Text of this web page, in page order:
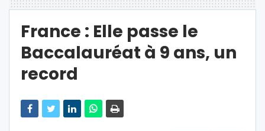
France : Elle passe le
Baccalauréat à 9 ans, un
record